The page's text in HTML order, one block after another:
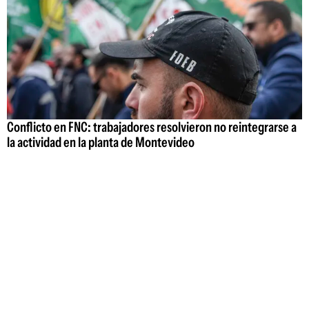
Conflicto en FNC: trabajadores resolvieron no reintegrarse a
la actividad en la planta de Montevideo